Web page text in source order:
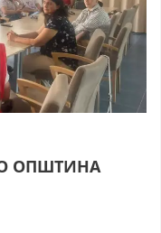
– ОПШТИНСКА
ОПШТИНА